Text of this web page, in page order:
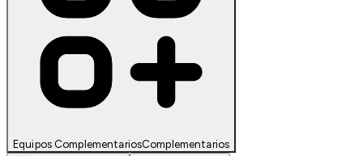
Equipos ComplementariosComplementarios